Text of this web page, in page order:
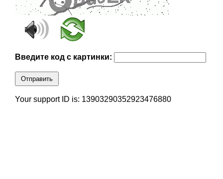
Введите код с картинки:
Отправить
Your support ID is: 13903290352923476880